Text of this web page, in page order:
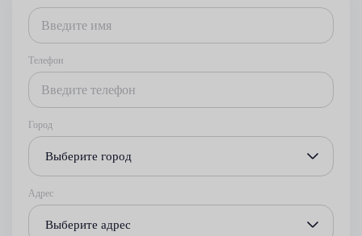
Телефон
Город
Выберите город
Адрес
Выберите адрес